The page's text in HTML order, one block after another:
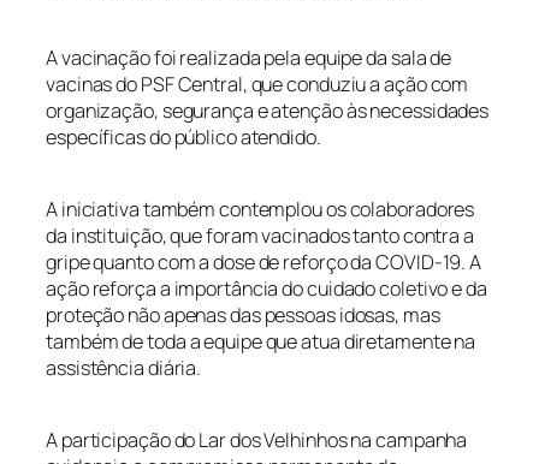
A vacinação foi realizada pela equipe da sala de
vacinas do PSF Central, que conduziu a ação com
organização, segurança e atenção às necessidades
específicas do público atendido.
A iniciativa também contemplou os colaboradores
da instituição, que foram vacinados tanto contra a
gripe quanto com a dose de reforço da COVID-19. A
ação reforça a importância do cuidado coletivo e da
proteção não apenas das pessoas idosas, mas
também de toda a equipe que atua diretamente na
assistência diária.
A participação do Lar dos Velhinhos na campanha